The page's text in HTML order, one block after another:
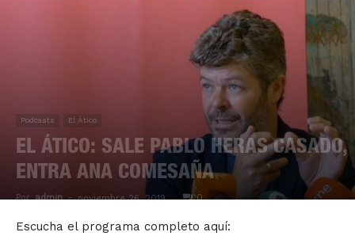
Podcasts El Ático
EL ÁTICO: SALE PABLO HERAS CASADO,
ENTRA ANA COMESAÑA
Por admin - noviembre 26, 2019 0
Escucha el programa completo aquí: